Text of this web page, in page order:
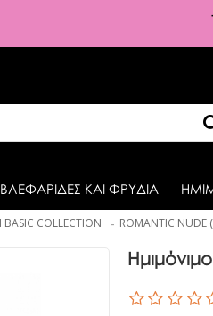
ΒΛΕΦΑΡΙΔΕΣ ΚΑΙ ΦΡΥΔΙΑ
BASIC COLLECTION ROMANTIC NUDE